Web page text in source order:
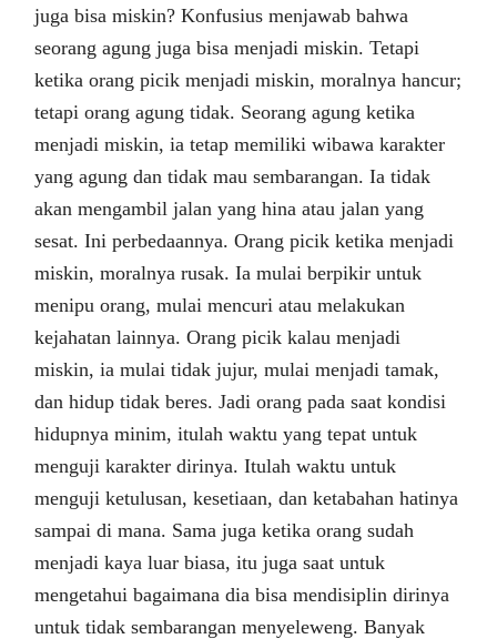
juga bisa miskin? Konfusius menjawab bahwa
seorang agung juga bisa menjadi miskin. Tetapi
ketika orang picik menjadi miskin, moralnya hancur;
tetapi orang agung tidak. Seorang agung ketika
menjadi miskin, ia tetap memiliki wibawa karakter
yang agung dan tidak mau sembarangan. Ia tidak
akan mengambil jalan yang hina atau jalan yang
sesat. Ini perbedaannya. Orang picik ketika menjadi
miskin, moralnya rusak. Ia mulai berpikir untuk
menipu orang, mulai mencuri atau melakukan
kejahatan lainnya. Orang picik kalau menjadi
miskin, ia mulai tidak jujur, mulai menjadi tamak,
dan hidup tidak beres. Jadi orang pada saat kondisi
hidupnya minim, itulah waktu yang tepat untuk
menguji karakter dirinya. Itulah waktu untuk
menguji ketulusan, kesetiaan, dan ketabahan hatinya
sampai di mana. Sama juga ketika orang sudah
menjadi kaya luar biasa, itu juga saat untuk
mengetahui bagaimana dia bisa mendisiplin dirinya
untuk tidak sembarangan menyeleweng. Banyak